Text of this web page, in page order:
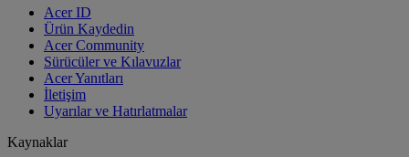
Acer ID
Ürün Kaydedin
Acer Community
Sürücüler ve Kılavuzlar
Acer Yanıtları
İletişim
Uyarılar ve Hatırlatmalar
Kaynaklar